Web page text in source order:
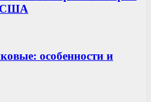
США
особенности и